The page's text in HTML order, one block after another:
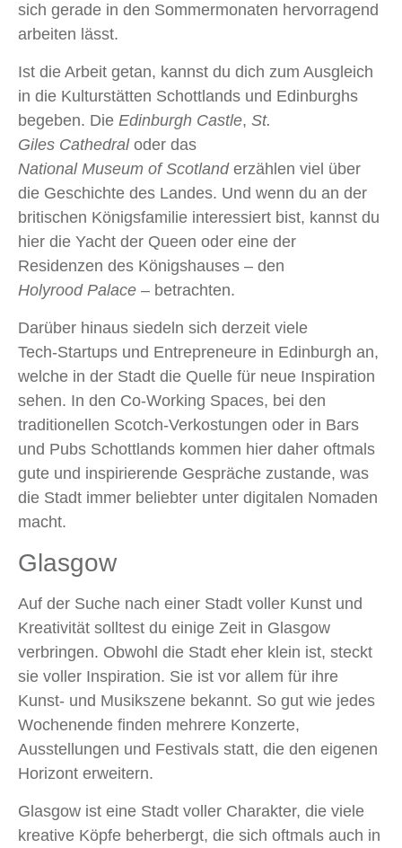
sich gerade in den Sommermonaten hervorragend
arbeiten lässt.
Ist die Arbeit getan, kannst du dich zum Ausgleich
in die Kulturstätten Schottlands und Edinburghs
begeben. Die Edinburgh Castle, St.
Giles Cathedraloder das
National Museum of Scotlanderzählen viel über
die Geschichte des Landes. Und wenn du an der
britischen Königsfamilie interessiert bist, kannst du
hier die Yacht der Queen oder eine der
Residenzen des Königshauses – den
Holyrood Palace – betrachten.
Darüber hinaus siedeln sich derzeit viele
Tech‑Startups und Entrepreneure in Edinburgh an,
welche in der Stadt die Quelle für neue Inspiration
sehen. In den Co‑Working Spaces, bei den
traditionellen Scotch‑Verkostungen oder in Bars
und Pubs Schottlands kommen hier daher oftmals
gute und inspirierende Gespräche zustande, was
die Stadt immer beliebter unter digitalen Nomaden
macht.
Glasgow
Auf der Suche nach einer Stadt voller Kunst und
Kreativität solltest du einige Zeit in Glasgow
verbringen. Obwohl die Stadt eher klein ist, steckt
sie voller Inspiration. Sie ist vor allem für ihre
Kunst- und Musikszene bekannt. So gut wie jedes
Wochenende finden mehrere Konzerte,
Ausstellungen und Festivals statt, die den eigenen
Horizont erweitern.
Glasgow ist eine Stadt voller Charakter, die viele
kreative Köpfe beherbergt, die sich oftmals auch in